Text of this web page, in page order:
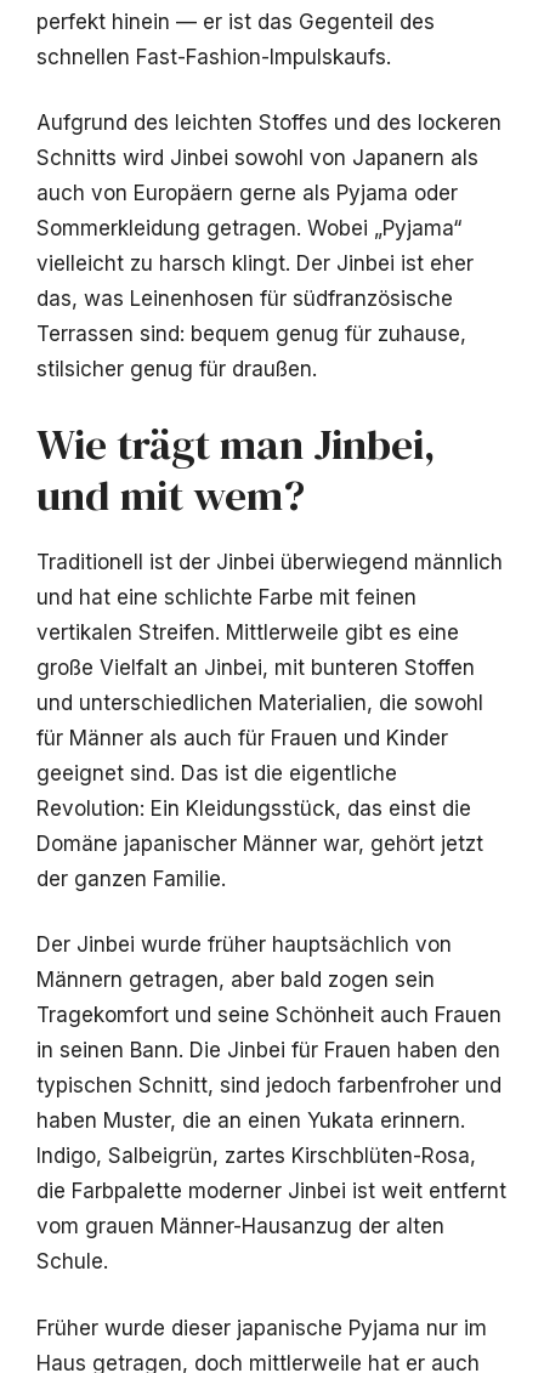
perfekt hinein — er ist das Gegenteil des
schnellen Fast-Fashion-Impulskaufs.
Aufgrund des leichten Stoffes und des lockeren
Schnitts wird Jinbei sowohl von Japanern als
auch von Europäern gerne als Pyjama oder
Sommerkleidung getragen. Wobei „Pyjama“
vielleicht zu harsch klingt. Der Jinbei ist eher
das, was Leinenhosen für südfranzösische
Terrassen sind: bequem genug für zuhause,
stilsicher genug für draußen.
Wie trägt man Jinbei,
und mit wem?
Traditionell ist der Jinbei überwiegend männlich
und hat eine schlichte Farbe mit feinen
vertikalen Streifen. Mittlerweile gibt es eine
große Vielfalt an Jinbei, mit bunteren Stoffen
und unterschiedlichen Materialien, die sowohl
für Männer als auch für Frauen und Kinder
geeignet sind. Das ist die eigentliche
Revolution: Ein Kleidungsstück, das einst die
Domäne japanischer Männer war, gehört jetzt
der ganzen Familie.
Der Jinbei wurde früher hauptsächlich von
Männern getragen, aber bald zogen sein
Tragekomfort und seine Schönheit auch Frauen
in seinen Bann. Die Jinbei für Frauen haben den
typischen Schnitt, sind jedoch farbenfroher und
haben Muster, die an einen Yukata erinnern.
Indigo, Salbeigrün, zartes Kirschblüten-Rosa,
die Farbpalette moderner Jinbei ist weit entfernt
vom grauen Männer-Hausanzug der alten
Schule.
Früher wurde dieser japanische Pyjama nur im
Haus getragen, doch mittlerweile hat er auch